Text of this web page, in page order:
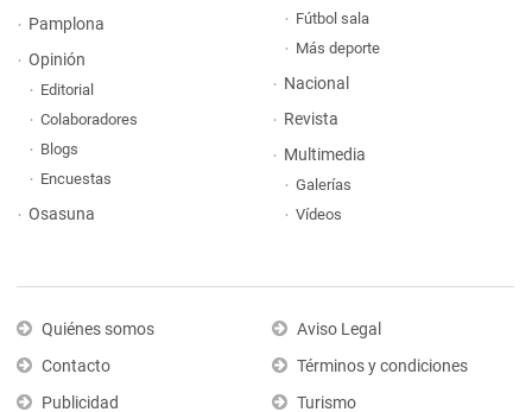
Pamplona
Opinión
Editorial
Colaboradores
Blogs
Encuestas
Osasuna
Fútbol sala
Más deporte
Nacional
Revista
Multimedia
Galerías
Vídeos
Quiénes somos
Contacto
Publicidad
Aviso Legal
Términos y condiciones
Turismo